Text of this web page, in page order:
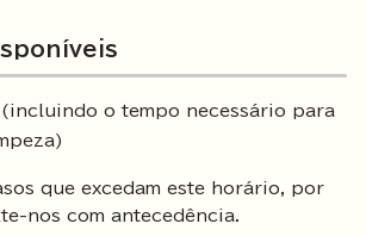
(incluindo o tempo necessário para
que excedam este horário, por
nos com antecedência.